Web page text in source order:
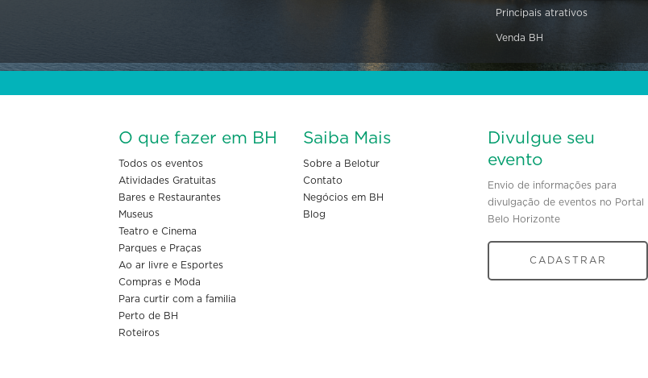
Principais atrativos
Venda BH
O que fazer em BH
Todos os eventos
Atividades Gratuitas
Bares e Restaurantes
Museus
Teatro e Cinema
Parques e Praças
Ao ar livre e Esportes
Compras e Moda
Para curtir com a familia
Perto de BH
Roteiros
Saiba Mais
Sobre a Belotur
Contato
Negócios em BH
Blog
Divulgue seu
evento
Envio de informações para
divulgação de eventos no Portal
Belo Horizonte
CADASTRAR